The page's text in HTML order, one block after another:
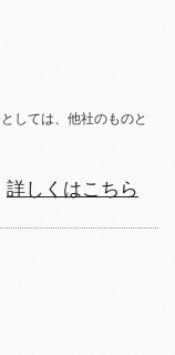
しては、他社のものと
詳しくはこちら